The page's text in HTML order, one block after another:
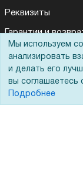
Реквизиты
Гарантии и
Вакансии
Обратная связь
Мы используем
анализировать
и делать его
вы соглашаетесь
Подробнее
Для Вас доступно
заказе этого
Получить